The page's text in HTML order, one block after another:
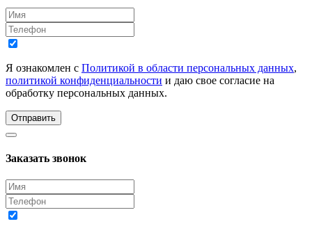
Я ознакомлен с Политикой в области персональных данных,
политикой конфиденциальности и даю свое согласие на
обработку персональных данных.
Отправить
Заказать звонок